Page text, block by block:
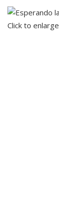
Click to enlarge